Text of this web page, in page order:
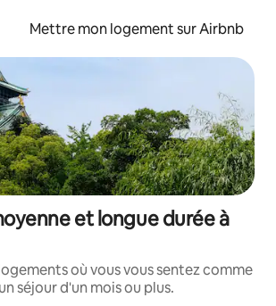
Mettre mon logement sur Airbnb
et longue durée à
où vous vous sentez comme
séjour d'un mois ou plus.